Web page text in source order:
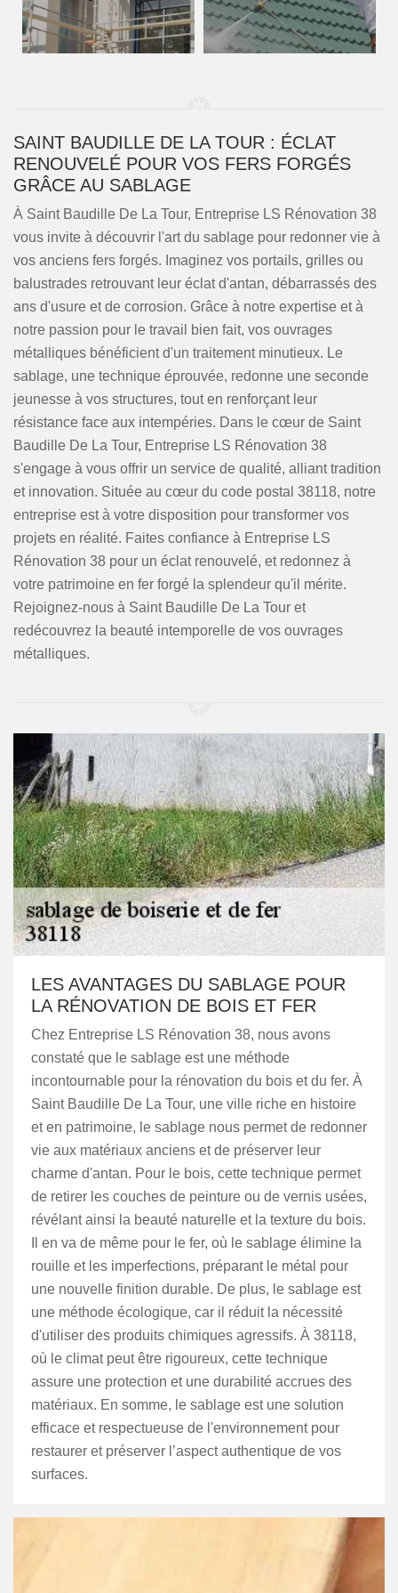
SAINT BAUDILLE DE LA TOUR : ÉCLAT
RENOUVELÉ POUR VOS FERS FORGÉS
GRÂCE AU SABLAGE
À Saint Baudille De La Tour, Entreprise LS Rénovation 38
vous invite à découvrir l'art du sablage pour redonner vie à
vos anciens fers forgés. Imaginez vos portails, grilles ou
balustrades retrouvant leur éclat d'antan, débarrassés des
ans d'usure et de corrosion. Grâce à notre expertise et à
notre passion pour le travail bien fait, vos ouvrages
métalliques bénéficient d'un traitement minutieux. Le
sablage, une technique éprouvée, redonne une seconde
jeunesse à vos structures, tout en renforçant leur
résistance face aux intempéries. Dans le cœur de Saint
Baudille De La Tour, Entreprise LS Rénovation 38
s'engage à vous offrir un service de qualité, alliant tradition
et innovation. Située au cœur du code postal 38118, notre
entreprise est à votre disposition pour transformer vos
projets en réalité. Faites confiance à Entreprise LS
Rénovation 38 pour un éclat renouvelé, et redonnez à
votre patrimoine en fer forgé la splendeur qu'il mérite.
Rejoignez-nous à Saint Baudille De La Tour et
redécouvrez la beauté intemporelle de vos ouvrages
métalliques.
LES AVANTAGES DU SABLAGE POUR
LA RÉNOVATION DE BOIS ET FER
Chez Entreprise LS Rénovation 38, nous avons
constaté que le sablage est une méthode
incontournable pour la rénovation du bois et du fer. À
Saint Baudille De La Tour, une ville riche en histoire
et en patrimoine, le sablage nous permet de redonner
vie aux matériaux anciens et de préserver leur
charme d'antan. Pour le bois, cette technique permet
de retirer les couches de peinture ou de vernis usées,
révélant ainsi la beauté naturelle et la texture du bois.
Il en va de même pour le fer, où le sablage élimine la
rouille et les imperfections, préparant le métal pour
une nouvelle finition durable. De plus, le sablage est
une méthode écologique, car il réduit la nécessité
d'utiliser des produits chimiques agressifs. À 38118,
où le climat peut être rigoureux, cette technique
assure une protection et une durabilité accrues des
matériaux. En somme, le sablage est une solution
efficace et respectueuse de l'environnement pour
restaurer et préserver l’aspect authentique de vos
surfaces.